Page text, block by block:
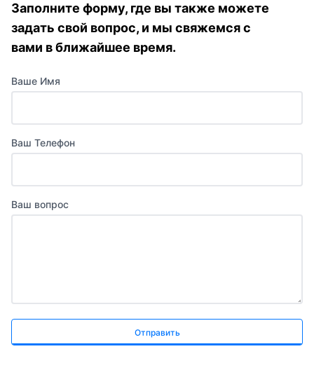
Заполните форму, где вы также можете
задать свой вопрос, и мы свяжемся с
вами в ближайшее время.
Ваше Имя
Ваш Телефон
Ваш вопрос
Отправить